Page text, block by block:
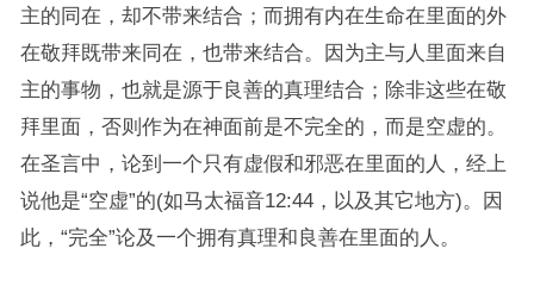
主的同在，却不带来结合；而拥有内在生命在里面的外
在敬拜既带来同在，也带来结合。因为主与人里面来自
主的事物，也就是源于良善的真理结合；除非这些在敬
拜里面，否则作为在神面前是不完全的，而是空虚的。
在圣言中，论到一个只有虚假和邪恶在里面的人，经上
说他是“空虚”的(如马太福音12:44，以及其它地方)。因
此，“完全”论及一个拥有真理和良善在里面的人。